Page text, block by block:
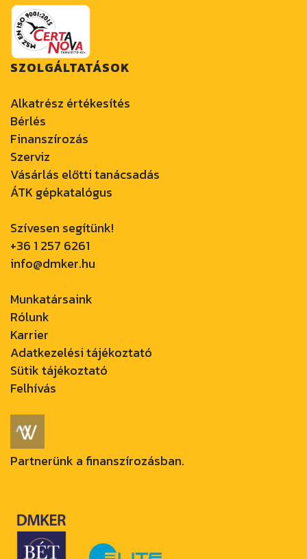
SZOLGÁLTATÁSOK
Alkatrész értékesítés
Bérlés
Finanszírozás
Szerviz
Vásárlás előtti tanácsadás
ÁTK gépkatalógus
Szívesen segítünk!
+36 1 257 6261
info@dmker.hu
Munkatársaink
Rólunk
Karrier
Adatkezelési tájékoztató
Sütik tájékoztató
Felhívás
Partnerünk a finanszírozásban.